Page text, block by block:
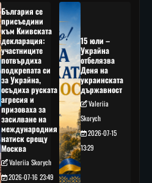
България се
присъедини
към Киивската
декларация:
участниците
потвърдиха
подкрепата си
за Украйна,
осъдиха руската
агресия и
призоваха за
засилване на
международния
натиск срещу
Москва
Valeriia Skorych
2026-07-16 23:49
15 юли –
Украйна
отбелязва
Деня на
украинската
държавност
Valeriia
Skorych
2026-07-15
13:29